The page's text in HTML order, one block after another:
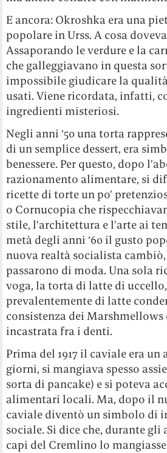
E ancora: Okroshka era una
popolare in Urss. A cosa
Assaporando le verdure e la
che galleggiavano in questa
impossibile giudicare la
usati. Viene ricordata, infatti,
ingredienti misteriosi.
Negli anni ‘50 una torta
di un semplice dessert, era
benessere. Per questo, dopo
razionamento alimentare, si
ricette di torte un po’
o Cornucopia che
stile, l’architettura e l’arte ai
metà degli anni ‘60 il gusto
nuova realtà socialista
passarono di moda. Una sola
voga, la torta di latte di
prevalentemente di latte
consistenza dei Marshmellows
incastrata fra i denti.
Prima del 1917 il caviale era
giorni, si mangiava spesso
sorta di pancake) e si poteva
alimentari locali. Ma, dopo il
caviale diventò un simbolo di
sociale. Si dice che, durante
capi del Cremlino lo